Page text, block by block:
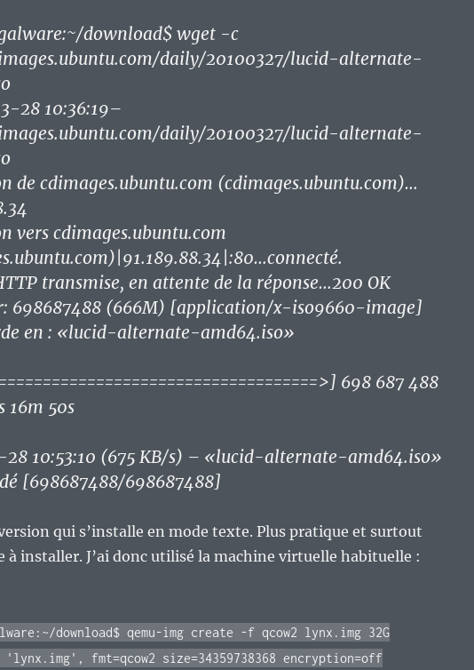
download$ wget -c
daily/20100327/lucid-alternate-
28 10:36:19–
daily/20100327/lucid-alternate-
de cdimages.ubuntu.com (cdimages.ubuntu.com)…
vers cdimages.ubuntu.com
transmise, en attente de la réponse…200 OK
698687488 (666M) [application/x-iso9660-image]
en : «lucid-alternate-amd64.iso»
698 687 488
16m 50s
10:53:10 (675 KB/s) – «lucid-alternate-amd64.iso»
[698687488/698687488]
qui s’installe en mode texte. Plus pratique et surtout
à installer. J’ai donc utilisé la machine virtuelle habituelle :
download$ qemu-img create -f qcow2 lynx.img 32G
'lynx.img', fmt=qcow2 size=34359738368 encryption=off